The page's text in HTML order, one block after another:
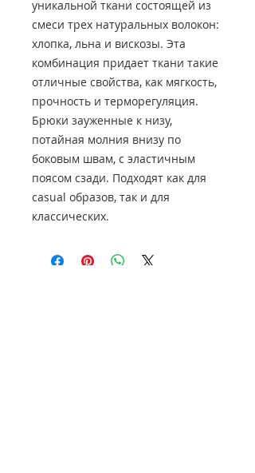
уникальной ткани состоящей из
смеси трех натуральных волокон:
хлопка, льна и вискозы. Эта
комбинация придает ткани такие
отличные свойства, как мягкость,
прочность и терморегуляция.
Брюки зауженные к низу,
потайная молния внизу по
боковым швам, с эластичным
поясом сзади. Подходят как для
casual образов, так и для
классических.